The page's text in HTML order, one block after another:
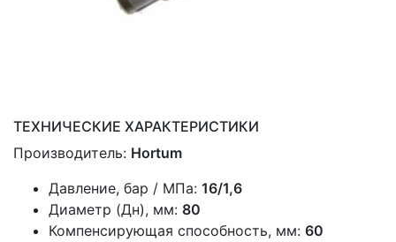
ТЕХНИЧЕСКИЕ ХАРАКТЕРИСТИКИ
Производитель: Hortum
Давление, бар / МПа: 16/1,6
Диаметр (Дн), мм: 80
Компенсирующая способность, мм: 60